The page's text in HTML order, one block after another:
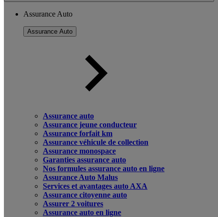
Assurance Auto
Assurance Auto
Assurance auto
Assurance jeune conducteur
Assurance forfait km
Assurance véhicule de collection
Assurance monospace
Garanties assurance auto
Nos formules assurance auto en ligne
Assurance Auto Malus
Services et avantages auto AXA
Assurance citoyenne auto
Assurer 2 voitures
Assurance auto en ligne